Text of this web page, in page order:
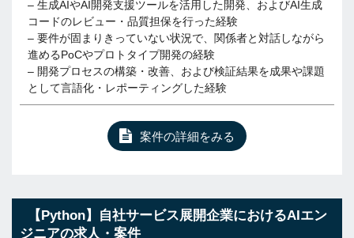
– 生成AIやAI開発支援ツールを活用した開発、およびAI生成
コードのレビュー・品質担保を行った経験
– 要件が固まりきっていない状況で、関係者と対話しながら
進めるPoCやプロトタイプ開発の経験
– 開発プロセスの構築・改善、および検証結果を成果や課題
として言語化・レポーティングした経験
案件の詳細をみる
【Python】自社サービス展開企業におけるAIエン
ジニアの求人・案件